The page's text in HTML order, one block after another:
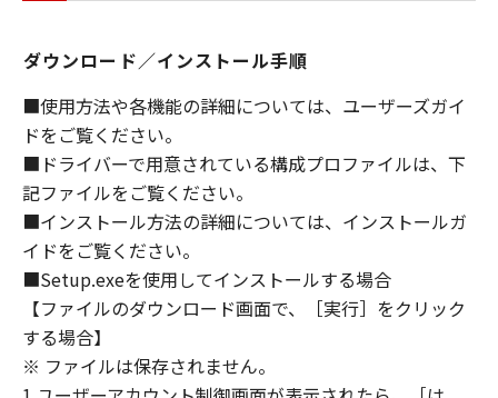
６．サポートおよびアップデート
キヤノン、キヤノンの子会社、関係会社、それ
らの販売代理店および販売店、並びにキヤノン
のライセンサーは、お客様による「本ソフトウ
ェア」の使用を支援すること、および「本ソフ
トウェア」に対してアップデート、バグの修正
あるいはサポートを行うことについて、いかな
る責任も負うものではありません。
７．保証の否認・免責
(1) 「本ソフトウェア」は、『現状のまま』の
状態で使用許諾されます。キヤノン、キヤノン
ダウンロード／インストール手順
■使用方法や各機能の詳細については、ユーザーズガイ
ドをご覧ください。
■ドライバーで用意されている構成プロファイルは、下
記ファイルをご覧ください。
■インストール方法の詳細については、インストールガ
イドをご覧ください。
■Setup.exeを使用してインストールする場合
【ファイルのダウンロード画面で、［実行］をクリック
する場合】
※ ファイルは保存されません。